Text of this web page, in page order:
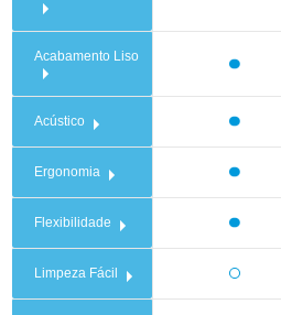
Acabamento Liso
Acústico
Ergonomia
Flexibilidade
Limpeza Fácil